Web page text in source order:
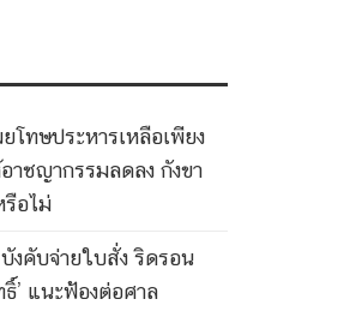
โทษประหารเหลือเพียง
าชญากรรมลดลง กังขา
รือไม่
งคับจ่ายใบสั่ง ริดรอน
’ แนะฟ้องต่อศาล